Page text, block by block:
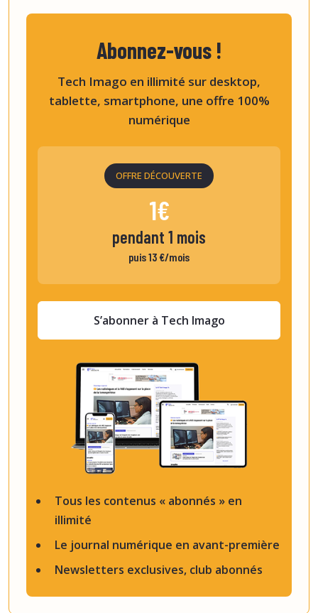
Tous les contenus « abonnés » en
illimité
Le journal numérique en avant-première
Newsletters exclusives, club abonnés
Abonnez-vous !
Tech Imago en illimité sur desktop,
tablette, smartphone, une offre 100%
numérique
OFFRE DÉCOUVERTE
1€
pendant 1 mois
puis 13 €/mois
S’abonner à Tech Imago